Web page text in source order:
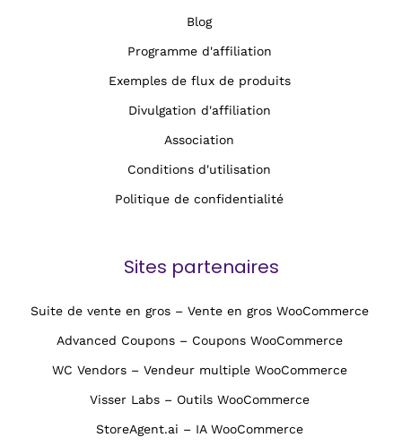
Blog
Programme d'affiliation
Exemples de flux de produits
Divulgation d'affiliation
Association
Conditions d'utilisation
Politique de confidentialité
Sites partenaires
Suite de vente en gros – Vente en gros WooCommerce
Advanced Coupons – Coupons WooCommerce
WC Vendors – Vendeur multiple WooCommerce
Visser Labs – Outils WooCommerce
StoreAgent.ai – IA WooCommerce